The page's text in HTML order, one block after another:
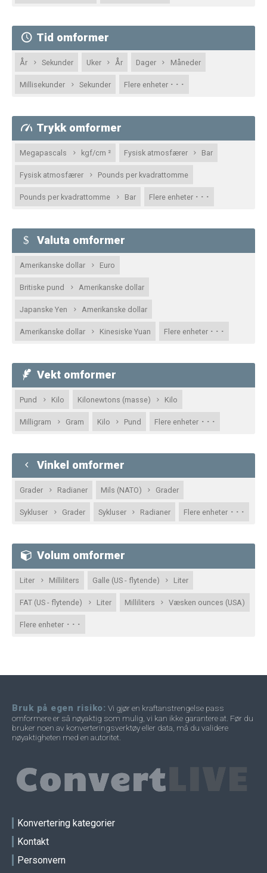
Tid omformer
År Sekunder Uker År Dager Måneder
Millisekunder Sekunder Flere enheter · · ·
Trykk omformer
Megapascals kgf/cm ² Fysisk atmosfærer Bar
Fysisk atmosfærer Pounds per kvadrattomme
Pounds per kvadrattomme Bar Flere enheter · · ·
Valuta omformer
Amerikanske dollar Euro
Britiske pund Amerikanske dollar
Japanske Yen Amerikanske dollar
Amerikanske dollar Kinesiske Yuan Flere enheter · · ·
Vekt omformer
Pund Kilo Kilonewtons (masse) Kilo
Milligram Gram Kilo Pund Flere enheter · · ·
Vinkel omformer
Grader Radianer Mils (NATO) Grader
Sykluser Grader Sykluser Radianer Flere enheter · · ·
Volum omformer
Liter Milliliters Galle (US - flytende) Liter
FAT (US - flytende) Liter Milliliters Væsken ounces (USA)
Flere enheter · · ·
Bruk på egen risiko: Vi gjør en kraftanstrengelse pass
omformere er så nøyaktig som mulig, vi kan ikke garantere at. Før du
bruker noen av konverteringsverktøy eller data, må du validere
nøyaktigheten med en autoritet.
Konvertering kategorier
Kontakt
Personvern